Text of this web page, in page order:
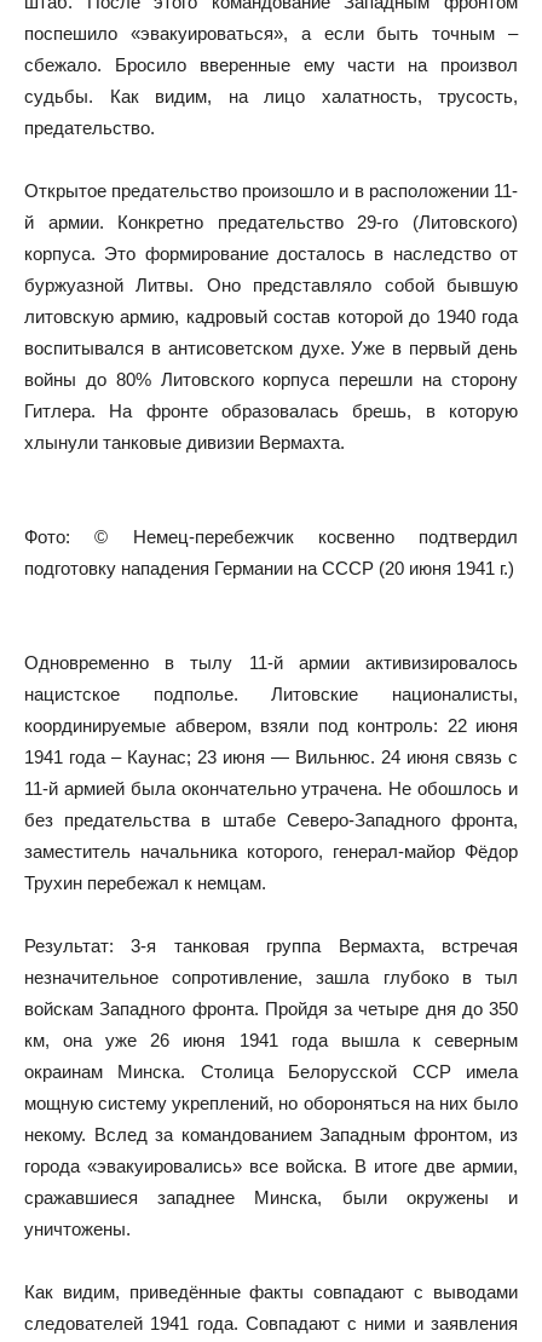
поспешило «эвакуироваться», а если быть точным –
сбежало. Бросило вверенные ему части на произвол
судьбы. Как видим, на лицо халатность, трусость,
предательство.
Открытое предательство произошло и в расположении 11-
й армии. Конкретно предательство 29-го (Литовского)
корпуса. Это формирование досталось в наследство от
буржуазной Литвы. Оно представляло собой бывшую
литовскую армию, кадровый состав которой до 1940 года
воспитывался в антисоветском духе. Уже в первый день
войны до 80% Литовского корпуса перешли на сторону
Гитлера. На фронте образовалась брешь, в которую
хлынули танковые дивизии Вермахта.
Фото: © Немец-перебежчик косвенно подтвердил
подготовку нападения Германии на СССР (20 июня 1941 г.)
Одновременно в тылу 11-й армии активизировалось
нацистское подполье. Литовские националисты,
координируемые абвером, взяли под контроль: 22 июня
1941 года – Каунас; 23 июня — Вильнюс. 24 июня связь с
11-й армией была окончательно утрачена. Не обошлось и
без предательства в штабе Северо-Западного фронта,
заместитель начальника которого, генерал-майор Фёдор
Трухин перебежал к немцам.
Результат: 3-я танковая группа Вермахта, встречая
незначительное сопротивление, зашла глубоко в тыл
войскам Западного фронта. Пройдя за четыре дня до 350
км, она уже 26 июня 1941 года вышла к северным
окраинам Минска. Столица Белорусской ССР имела
мощную систему укреплений, но обороняться на них было
некому. Вслед за командованием Западным фронтом, из
города «эвакуировались» все войска. В итоге две армии,
сражавшиеся западнее Минска, были окружены и
уничтожены.
Как видим, приведённые факты совпадают с выводами
следователей 1941 года. Совпадают с ними и заявления